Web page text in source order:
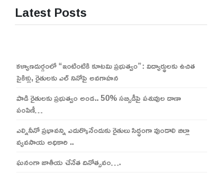
Latest Posts
కళ్యాణదుర్గంలో “ఇంటింటికి కూటమి ప్రభుత్వం”: విద్యార్థులకు ఉచిత
సైకిళ్లు, రైతులకు ఎల్ నినోపై అవగాహన
పాడి రైతులకు ప్రభుత్వం అండ.. 50% సబ్సిడీపై పశువుల దాణా
పంపిణీ…
ఎల్నినీనో ప్రభావన్ని ఎదుర్కొనేందుకు రైతులు సిద్ధంగా వుండాలి జిల్లా
వ్యవసాయ అధికారి ..
ఘనంగా జాతీయ చేనేత దినోత్సవం….